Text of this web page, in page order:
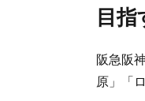
目指
阪急阪
原」「